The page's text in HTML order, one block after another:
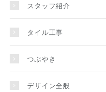
スタッフ紹介
タイル工事
つぶやき
デザイン全般